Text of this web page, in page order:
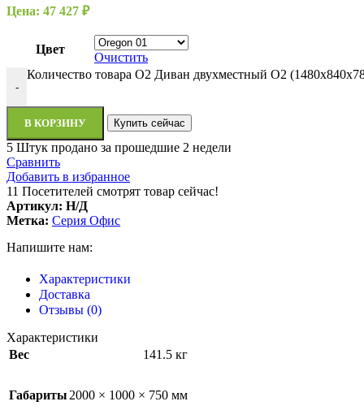
Цена: 47 427 ₽
Цвет
Очистить
-
Количество товара O2 Диван двухместный O2
В КОРЗИНУ Купить сейчас
5 Штук продано за прошедшие 2 недели
Сравнить
Добавить в избранное
11 Посетителей смотрят товар сейчас!
Артикул: Н/Д
Метка: Серия Офис
Напишите нам:
Характеристики
Доставка
Отзывы (0)
Характеристики
Вес
141.5 кг
Габариты 2000 × 1000 × 750 мм